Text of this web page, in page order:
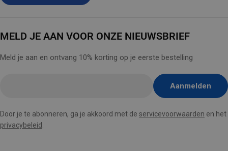
MELD JE AAN VOOR ONZE NIEUWSBRIEF
Meld je aan en ontvang 10% korting op je eerste bestelling
invoegen
Aanmelden
Door je te abonneren, ga je akkoord met de servicevoorwaarden en het
privacybeleid